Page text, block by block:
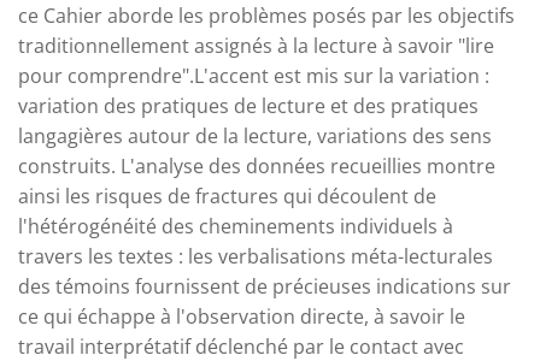
ce Cahier aborde les problèmes posés par les objectifs
traditionnellement assignés à la lecture à savoir "lire
pour comprendre".L'accent est mis sur la variation :
variation des pratiques de lecture et des pratiques
langagières autour de la lecture, variations des sens
construits. L'analyse des données recueillies montre
ainsi les risques de fractures qui découlent de
l'hétérogénéité des cheminements individuels à
travers les textes : les verbalisations méta-lecturales
des témoins fournissent de précieuses indications sur
ce qui échappe à l'observation directe, à savoir le
travail interprétatif déclenché par le contact avec